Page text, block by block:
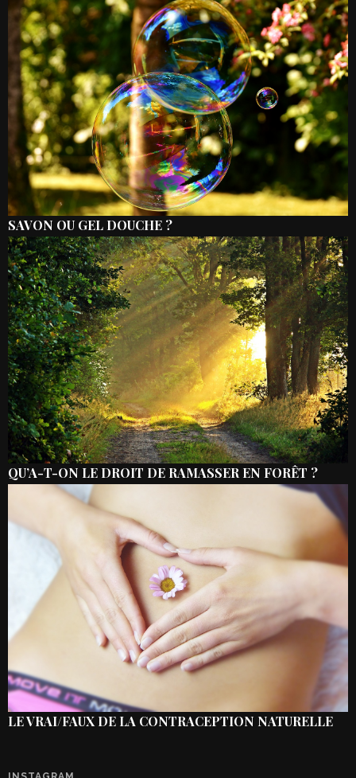
SAVON OU GEL DOUCHE ?
QU’A-T-ON LE DROIT DE RAMASSER EN FORÊT ?
LE VRAI/FAUX DE LA CONTRACEPTION NATURELLE